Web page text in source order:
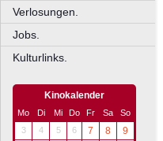
Verlosungen.
Jobs.
Kulturlinks.
Kinokalender
Mo Di Mi Do Fr Sa
So
3
4 5 6 7 8
9